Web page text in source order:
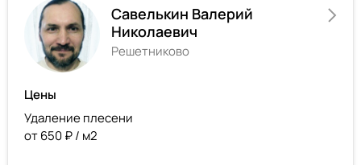
Савелькин Валерий
Николаевич
Решетниково
Цены
Удаление плесени
от 650 ₽ / м2